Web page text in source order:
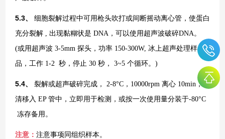
5.3、
细胞裂解过程中可用枪头吹打或间断摇动离心管，使蛋白
充分裂解
, 出现黏糊状是 DNA，可以使用超声波破碎DNA。
(或用超声波 3-5mm 探头，功率 150-300W, 冰上超声处理样
品，工作 1-2 秒，停止 30 秒， 3~5 个循环。)
5.4、 裂解或超声破碎完成，
2-8°C，10000rpm 离心 10min，上
清移入 EP 管中，立即用于检测，或按一次使用量分装于-80°C
冻存备用。
注意： 注意事项同组织样本。